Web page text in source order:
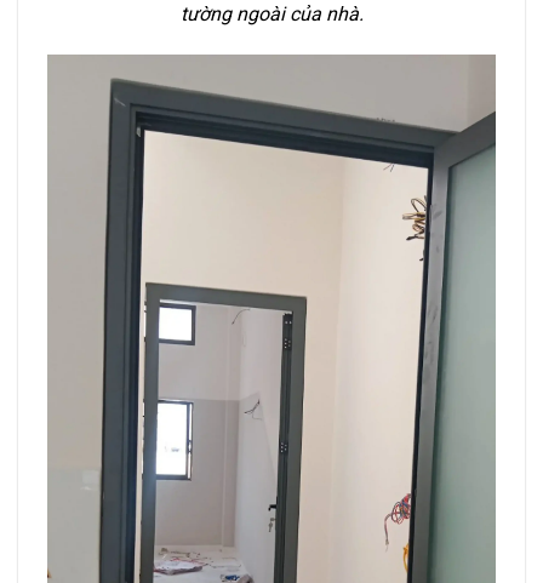
tường ngoài của nhà.